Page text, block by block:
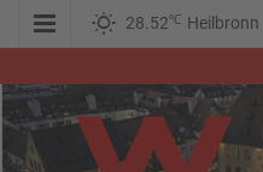
28.52℃ Heilbronn